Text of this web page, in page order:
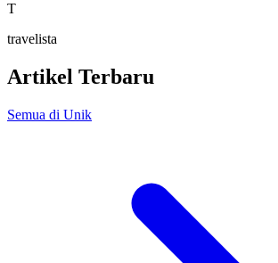
T
travelista
Artikel Terbaru
Semua di Unik